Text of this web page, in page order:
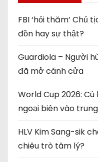
FBI ‘hỏi thăm’ Chủ
đồn hay sự thật?
Guardiola – Người
đã mở cánh cửa
World Cup 2026:
ngoại biên vào
HLV Kim Sang-sik
chiêu trò tâm lý?